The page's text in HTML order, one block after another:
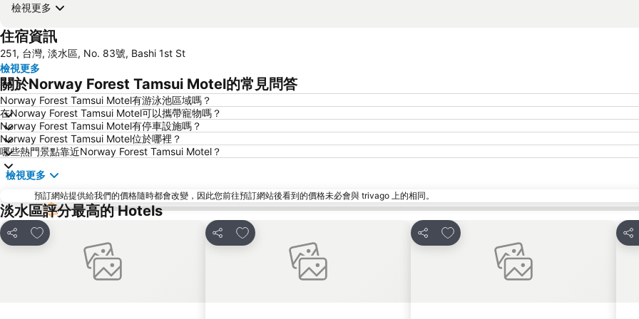
檢視更多
住宿資訊
251, 台灣, 淡水區, No. 83號, Bashi 1st St
檢視更多
關於Norway Forest Tamsui Motel的常見問答
Norway Forest Tamsui Motel有游泳池區域嗎？
在Norway Forest Tamsui Motel可以攜帶寵物嗎？
Norway Forest Tamsui Motel有停車設施嗎？
Norway Forest Tamsui Motel位於哪裡？
哪些熱門景點靠近Norway Forest Tamsui Motel？
檢視更多
預訂網站提供給我們的價格隨時都會改變，因此您前往預訂網站後看到的價格未必會與 trivago 上的相同。
淡水區評分最高的 Hotels
分享
加入我的最愛
分享
加入我的最愛
分享
加入我的最愛
分享